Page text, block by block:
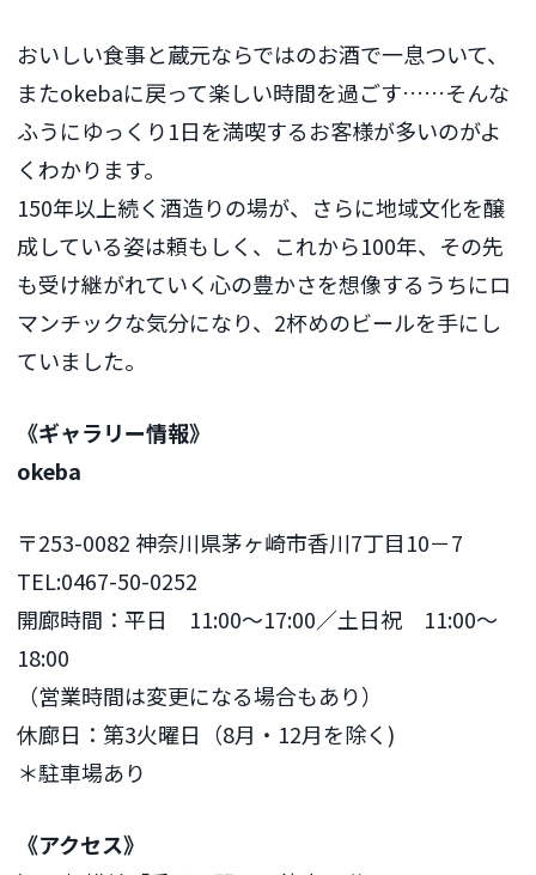
おいしい食事と蔵元ならではのお酒で一息ついて、
またokebaに戻って楽しい時間を過ごす……そんな
ふうにゆっくり1日を満喫するお客様が多いのがよ
くわかります。
150年以上続く酒造りの場が、さらに地域文化を醸
成している姿は頼もしく、これから100年、その先
も受け継がれていく心の豊かさを想像するうちにロ
マンチックな気分になり、2杯めのビールを手にし
ていました。
《ギャラリー情報》
okeba
〒253-0082 神奈川県茅ヶ崎市香川7丁目10－7
TEL:0467-50-0252
開廊時間：平日 11:00～17:00／土日祝 11:00〜
18:00
（営業時間は変更になる場合もあり）
休廊日：第3火曜日（8月・12月を除く)
＊駐車場あり
《アクセス》